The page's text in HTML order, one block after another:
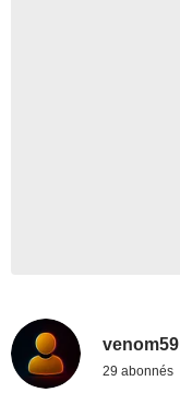
venom59
29 abonnés